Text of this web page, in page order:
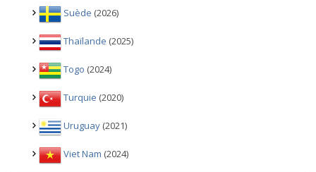
Suède (2026)
Thaïlande (2025)
Togo (2024)
Turquie (2020)
Uruguay (2021)
Viet Nam (2024)